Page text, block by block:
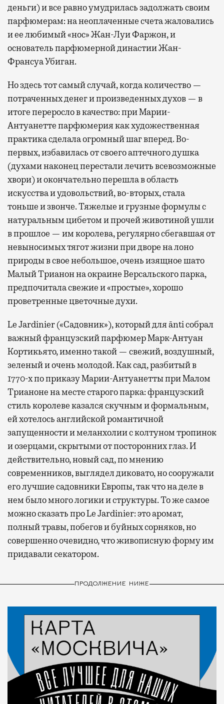
деньги) и все равно умудрилась задолжать своим
парфюмерам: на неоплаченные счета жаловались
и ее любимый «нос» Жан-Луи Фаржон, и
основатель парфюмерной династии Жан-
Франсуа Убиган.
Но здесь тот самый случай, когда количество —
потраченных денег и произведенных духов — в
итоге переросло в качество: при Марии-
Антуанетте парфюмерия как художественная
практика сделала огромный шаг вперед. Во-
первых, избавилась от своего аптечного душка
(духами наконец перестали лечить всевозможные
хвори) и окончательно перешла в область
искусства и удовольствий, во-вторых, стала
тоньше и звонче. Тяжелые и грузные формулы с
натуральным цибетом и прочей животиной ушли
в прошлое — им королева, регулярно cбегавшая от
невыносимых тягот жизни при дворе на лоно
природы в свое небольшое, очень изящное шато
Малый Трианон на окраине Версальского парка,
предпочитала свежие и «простые», хорошо
проветренные цветочные духи.
Le Jardinier («Садовник»), который для ānti собрал
важный французский парфюмер Марк-Антуан
Кортикьято, именно такой — свежий, воздушный,
зеленый и очень молодой. Как сад, разбитый в
1770-х по приказу Марии-Антуанетты при Малом
Трианоне на месте старого парка: французский
стиль королеве казался скучным и формальным,
ей хотелось английской романтичной
запущенности и меланхолии с колтуном тропинок
и озерцами, скрытыми от посторонних глаз. И
действительно, новый сад, по мнению
современников, выглядел диковато, но сооружали
его лучшие садовники Европы, так что на деле в
нем было много логики и структуры. То же самое
можно сказать про Le Jardinier: это аромат,
полный травы, побегов и буйных сорняков, но
совершенно очевидно, что живописную форму им
придавали секатором.
ПРОДОЛЖЕНИЕ НИЖЕ